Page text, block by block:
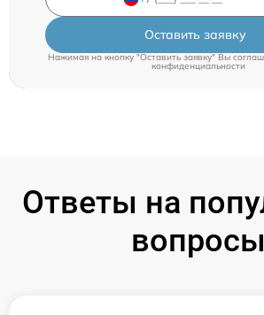
Оставить заявку
Нажимая на кнопку "Оставить заявку" Вы
конфиденциальности
Ответы на
вопросы